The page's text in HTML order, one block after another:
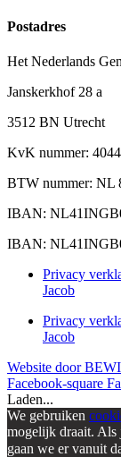
Postadres
Het Nederlands
Janskerkhof 28 a
3512 BN Utrecht
KvK nummer:
BTW nummer: NL
IBAN:
IBAN:
Privacy
Jacob
Privacy
Jacob
Website door
Facebook-square
Laden...
We gebruiken
mogelijk draait. Als
gaan we er vanuit